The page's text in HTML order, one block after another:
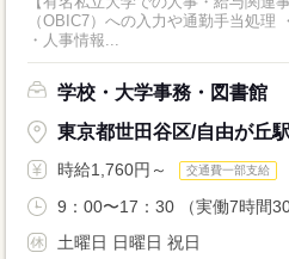
（OBIC7）への入力や通勤手当処理 ・年末調整補助、給与明細配布
・人事情報...
学校・大学事務・図書館
東京都世田谷区/自由が丘
時給1,760円～ 交通費一部支給
9：00〜17：30 （実働7時間
土曜日 日曜日 祝日